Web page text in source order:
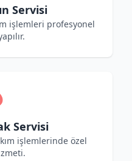
Servisi
işlemleri profesyonel
Servisi
işlemlerinde özel